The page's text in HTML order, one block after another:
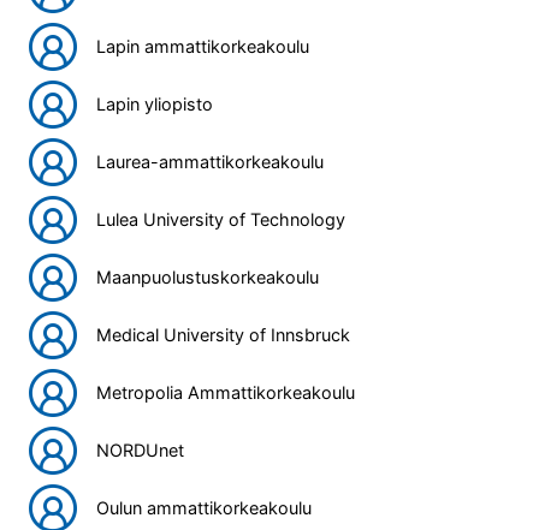
Lapin ammattikorkeakoulu
Lapin yliopisto
Laurea-ammattikorkeakoulu
Lulea University of Technology
Maanpuolustuskorkeakoulu
Medical University of Innsbruck
Metropolia Ammattikorkeakoulu
NORDUnet
Oulun ammattikorkeakoulu